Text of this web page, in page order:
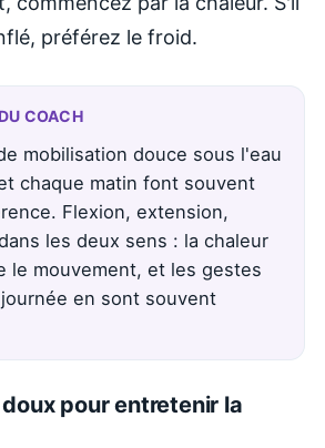
préférez le froid.
COACH
mobilisation douce sous l'eau
chaque matin font souvent
Flexion, extension,
les deux sens : la chaleur
le mouvement, et les gestes
en sont souvent
pour entretenir la